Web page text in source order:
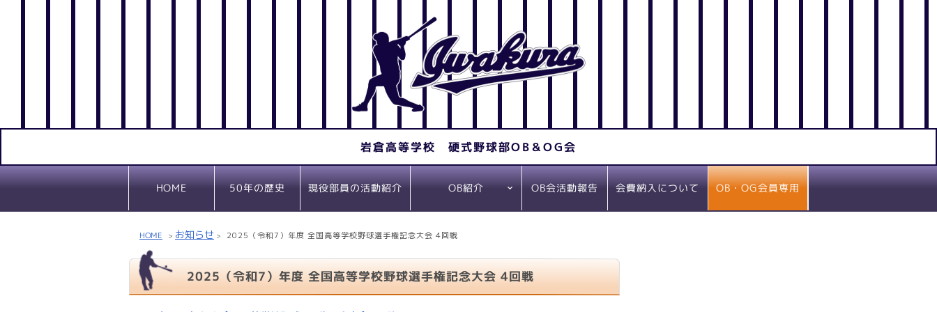
岩倉高等学校 硬式野球部OB＆OG会
HOME 50年の歴史 現役部員の活動紹介 OB紹介
手
OB会活動報告 会費納入について OB・OG会員専用
HOME > お知らせ > 2025（令和7）年度 全国高等学校野球選手権記念大会 4回戦
2025（令和7）年度 全国高等学校野球選手権記念大会 4回戦